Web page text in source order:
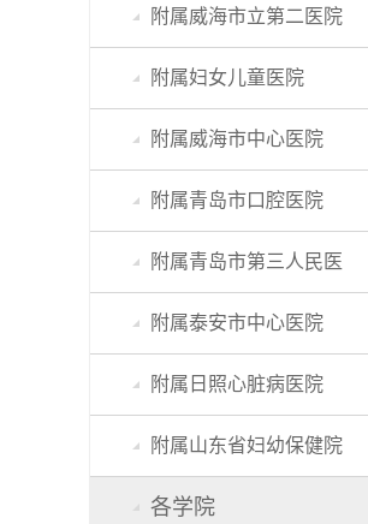
附属威海市立第二医院
附属妇女儿童医院
附属威海市中心医院
附属青岛市口腔医院
附属青岛市第三人民医
附属泰安市中心医院
附属日照心脏病医院
附属山东省妇幼保健院
各学院